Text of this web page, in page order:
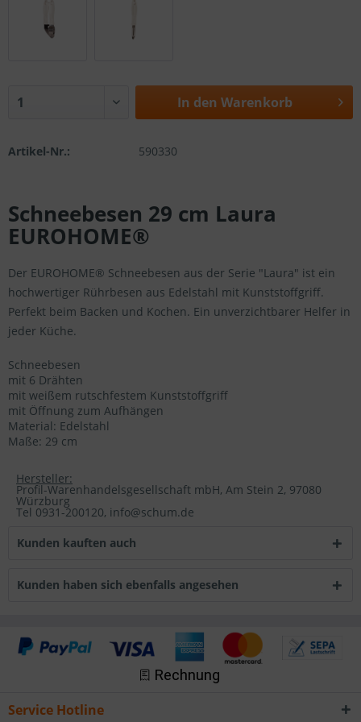
In den Warenkorb
Artikel-Nr.: 590330
Schneebesen 29 cm Laura
EUROHOME®
Der EUROHOME® Schneebesen aus der Serie "Laura" ist ein
hochwertiger Rührbesen aus Edelstahl mit Kunststoffgriff.
Perfekt beim Backen und Kochen. Ein unverzichtbarer Helfer in
jeder Küche.
Schneebesen
mit 6 Drähten
mit weißem rutschfestem Kunststoffgriff
mit Öffnung zum Aufhängen
Material: Edelstahl
Maße: 29 cm
Hersteller:
Profil-Warenhandelsgesellschaft mbH, Am Stein 2, 97080
Würzburg
Tel 0931-200120, info@schum.de
Kunden kauften auch
Kunden haben sich ebenfalls angesehen
Service Hotline